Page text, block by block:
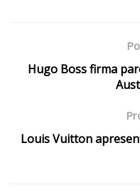
Hugo Boss firma
Louis Vuitton